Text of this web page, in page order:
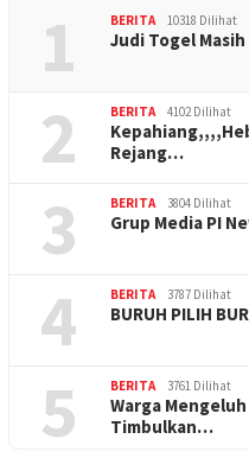
1 BERITA 10318 Dilihat
Judi Togel
2 BERITA 4102 Dilihat
Rejang…
3 BERITA 3804 Dilihat
Grup Media PI
4 BERITA 3787 Dilihat
BURUH PILIH
5 BERITA 3761 Dilihat
Warga
Timbulkan…